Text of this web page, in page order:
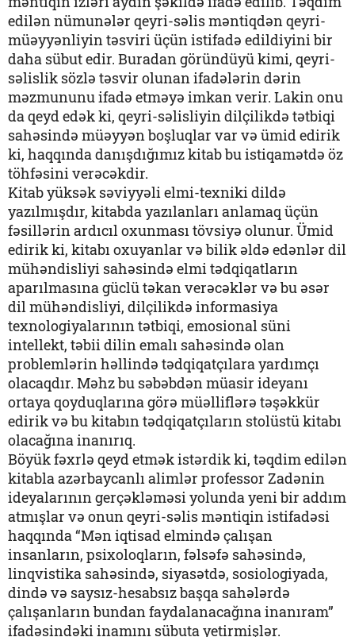
edilən nümunələr qeyri-səlis məntiqdən qeyri-
müəyyənliyin təsviri üçün istifadə edildiyini bir
daha sübut edir. Buradan göründüyü kimi, qeyri-
səlislik sözlə təsvir olunan ifadələrin dərin
məzmununu ifadə etməyə imkan verir. Lakin onu
da qeyd edək ki, qeyri-səlisliyin dilçilikdə tətbiqi
sahəsində müəyyən boşluqlar var və ümid edirik
ki, haqqında danışdığımız kitab bu istiqamətdə öz
töhfəsini verəcəkdir.
Kitab yüksək səviyyəli elmi-texniki dildə
yazılmışdır, kitabda yazılanları anlamaq üçün
fəsillərin ardıcıl oxunması tövsiyə olunur. Ümid
edirik ki, kitabı oxuyanlar və bilik əldə edənlər dil
mühəndisliyi sahəsində elmi tədqiqatların
aparılmasına güclü təkan verəcəklər və bu əsər
dil mühəndisliyi, dilçilikdə informasiya
texnologiyalarının tətbiqi, emosional süni
intellekt, təbii dilin emalı sahəsində olan
problemlərin həllində tədqiqatçılara yardımçı
olacaqdır. Məhz bu səbəbdən müasir ideyanı
ortaya qoyduqlarına görə müəlliflərə təşəkkür
edirik və bu kitabın tədqiqatçıların stolüstü kitabı
olacağına inanırıq.
Böyük fəxrlə qeyd etmək istərdik ki, təqdim edilən
kitabla azərbaycanlı alimlər professor Zadənin
ideyalarının gerçəkləməsi yolunda yeni bir addım
atmışlar və onun qeyri-səlis məntiqin istifadəsi
haqqında “Mən iqtisad elmində çalışan
insanların, psixoloqların, fəlsəfə sahəsində,
linqvistika sahəsində, siyasətdə, sosiologiyada,
dində və saysız-hesabsız başqa sahələrdə
çalışanların bundan faydalanacağına inanıram”
ifadəsindəki inamını sübuta yetirmişlər.